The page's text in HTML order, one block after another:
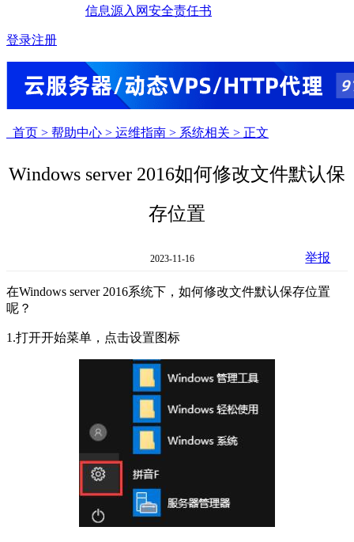
信息源入网安全责任书
登录注册
首页 > 帮助中心 > 运维指南 > 系统相关 > 正文
Windows server 2016如何修改文件默认保
存位置
2023-11-16 举报
在Windows server 2016系统下，如何修改文件默认保存位置
呢？
1.打开开始菜单，点击设置图标